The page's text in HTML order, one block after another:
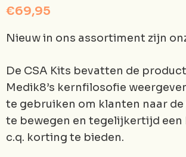
€69,95
Nieuw in ons assortiment zijn
De CSA Kits bevatten de
Medik8’s kernfilosofie
te gebruiken om klanten naar
te bewegen en tegelijkertijd een
c.q. korting te bieden.